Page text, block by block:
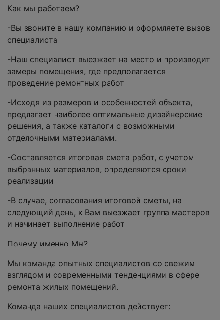
Как мы работаем?
-Вы звоните в нашу компанию и оформляете вызов
специалиста
-Наш специалист выезжает на место и производит
замеры помещения, где предполагается
проведение ремонтных работ
-Исходя из размеров и особенностей объекта,
предлагает наиболее оптимальные дизайнерские
решения, а также каталоги с возможными
отделочными материалами.
-Составляется итоговая смета работ, с учетом
выбранных материалов, определяются сроки
реализации
-В случае, согласования итоговой сметы, на
следующий день, к Вам выезжает группа мастеров
и начинает выполнение работ
Почему именно Мы?
Мы команда опытных специалистов со свежим
взглядом и современными тенденциями в сфере
ремонта жилых помещений.
Команда наших специалистов действует: